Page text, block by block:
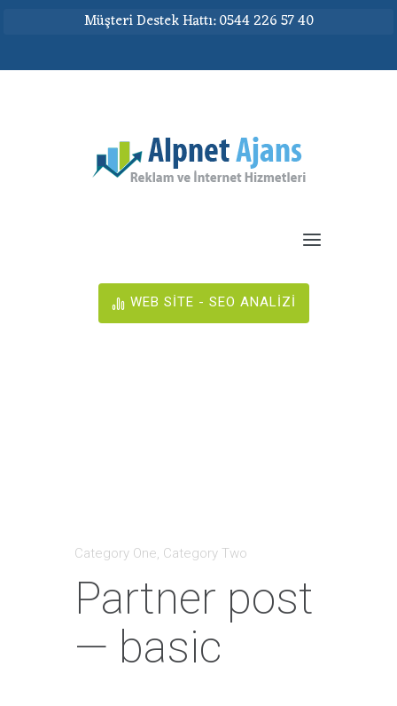
Müşteri Destek Hattı: 0544 226 57 40
WEB SİTE - SEO ANALİZİ
Category One, Category Two
Partner post
— basic